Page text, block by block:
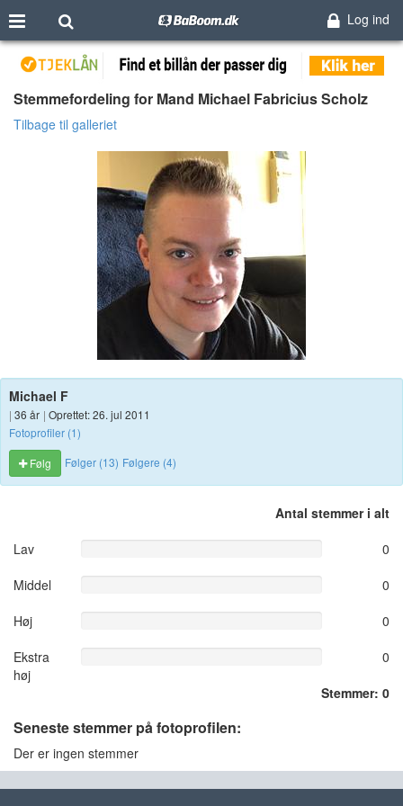
Log ind
Stemmefordeling for Mand Michael Fabricius Scholz
Tilbage til galleriet
Michael F
| 36 år | Oprettet: 26. jul 2011
Fotoprofiler (1)
Følg
Følger (13) Følgere (4)
Antal stemmer i alt
Lav
0
Middel
0
Høj
0
Ekstra
høj
0
Stemmer: 0
Seneste stemmer på fotoprofilen:
Der er ingen stemmer